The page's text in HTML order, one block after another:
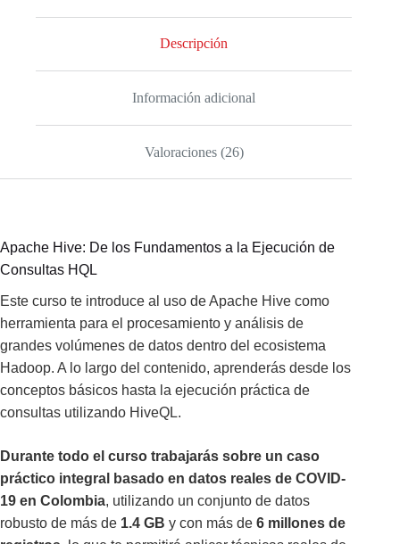
Descripción
Información adicional
Valoraciones (26)
Apache Hive: De los Fundamentos a la Ejecución de
Consultas HQL
Este curso te introduce al uso de Apache Hive como
herramienta para el procesamiento y análisis de
grandes volúmenes de datos dentro del ecosistema
Hadoop. A lo largo del contenido, aprenderás desde los
conceptos básicos hasta la ejecución práctica de
consultas utilizando HiveQL.
Durante todo el curso trabajarás sobre un caso
práctico integral basado en datos reales de COVID-
19 en Colombia, utilizando un conjunto de datos
robusto de más de 1.4 GB y con más de 6 millones de